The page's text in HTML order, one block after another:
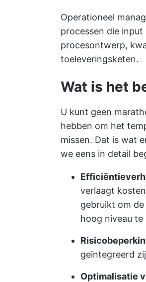
Operationeel
processen die
procesontwerp,
toeleveringsketen.
Wat is het
U kunt geen
hebben om het
missen. Dat is wat
we eens in detail
verlaagt
gebruikt om
hoog niveau te
geïntegreerd
Optimalisatie